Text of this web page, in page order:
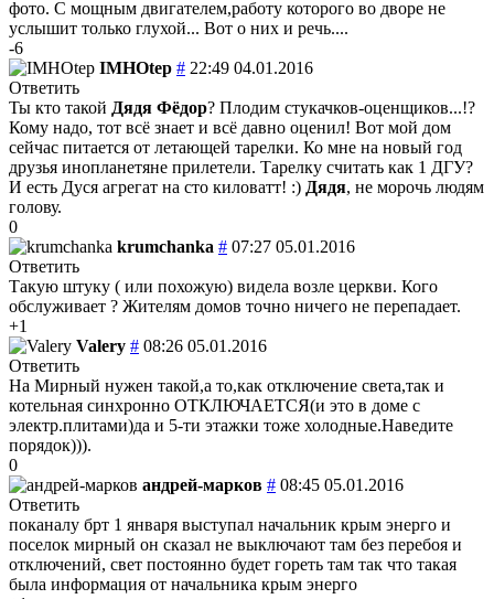
фото. С мощным двигателем,работу которого во дворе не
услышит только глухой... Вот о них и речь....
-6
IMHOtep # 22:49 04.01.2016
Ответить
Ты кто такой Дядя Фёдор? Плодим стукачков-оценщиков...!?
Кому надо, тот всё знает и всё давно оценил! Вот мой дом
сейчас питается от летающей тарелки. Ко мне на новый год
друзья инопланетяне прилетели. Тарелку считать как 1 ДГУ?
И есть Дуся агрегат на сто киловатт! :) Дядя, не морочь людям
голову.
0
krumchanka # 07:27 05.01.2016
Ответить
Такую штуку ( или похожую) видела возле церкви. Кого
обслуживает ? Жителям домов точно ничего не перепадает.
+1
Valery # 08:26 05.01.2016
Ответить
На Мирный нужен такой,а то,как отключение света,так и
котельная синхронно ОТКЛЮЧАЕТСЯ(и это в доме с
электр.плитами)да и 5-ти этажки тоже холодные.Наведите
порядок))).
0
андрей-марков # 08:45 05.01.2016
Ответить
поканалу брт 1 января выступал начальник крым энерго и
поселок мирный он сказал не выключают там без перебоя и
отключений, свет постоянно будет гореть там так что такая
была информация от начальника крым энерго